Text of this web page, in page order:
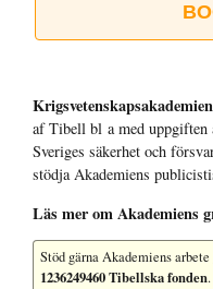
af Tibell bl a med uppgiften
Sveriges säkerhet och
stödja Akademiens
Läs mer om Akademiens
Stöd gärna Akademiens arbete
1236249460 Tibellska fonden.